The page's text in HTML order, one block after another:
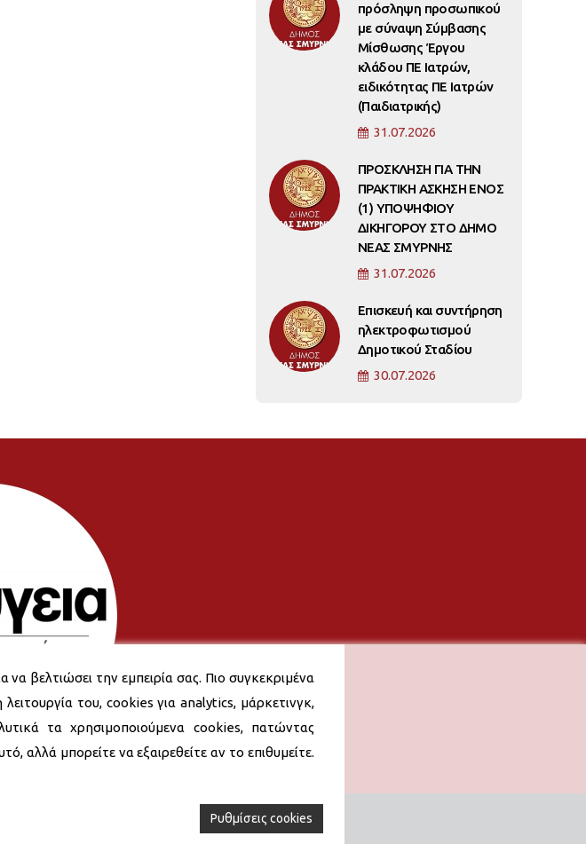
πρόσληψη προσωπικού
με σύναψη Σύμβασης
Μίσθωσης Έργου
κλάδου ΠΕ Ιατρών,
ειδικότητας ΠΕ Ιατρών
(Παιδιατρικής)
31.07.2026
ΠΡΟΣΚΛΗΣΗ ΓΙΑ ΤΗΝ
ΠΡΑΚΤΙΚΗ ΑΣΚΗΣΗ ΕΝΟΣ
(1) ΥΠΟΨΗΦΙΟΥ
ΔΙΚΗΓΟΡΟΥ ΣΤΟ ΔΗΜΟ
ΝΕΑΣ ΣΜΥΡΝΗΣ
31.07.2026
Επισκευή και συντήρηση
ηλεκτροφωτισμού
Δημοτικού Σταδίου
30.07.2026
να βελτιώσει την εμπειρία σας. Πιο συγκεκριμένα
του, cookies για analytics, μάρκετινγκ,
τα χρησιμοποιούμενα cookies, πατώντας
αλλά μπορείτε να εξαιρεθείτε αν το επιθυμείτε.
Ρυθμίσεις cookies